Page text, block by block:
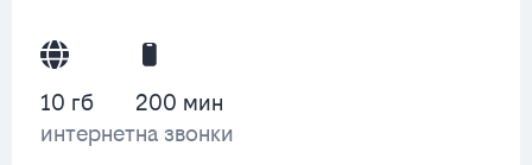
10 гб
интернет
200 мин
на звонки